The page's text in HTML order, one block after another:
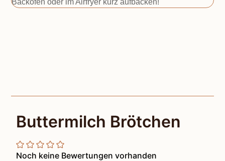
Buttermilch Brötchen
Noch keine Bewertungen vorhanden